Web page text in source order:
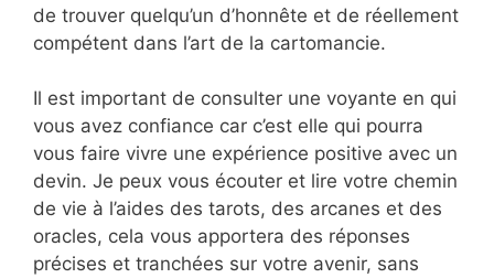
de trouver quelqu’un d’honnête et de réellement
compétent dans l’art de la cartomancie.
Il est important de consulter une voyante en qui
vous avez confiance car c’est elle qui pourra
vous faire vivre une expérience positive avec un
devin. Je peux vous écouter et lire votre chemin
de vie à l’aides des tarots, des arcanes et des
oracles, cela vous apportera des réponses
précises et tranchées sur votre avenir, sans